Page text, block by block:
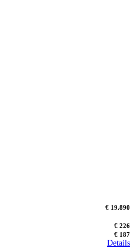
€ 19.890
€ 226
€ 187
Details